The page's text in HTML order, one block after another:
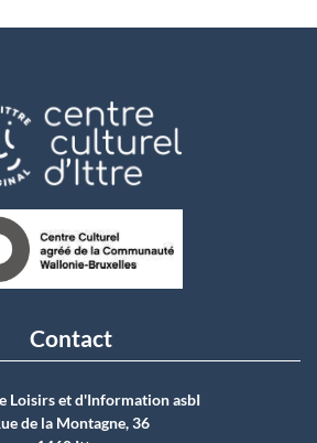
Contact
Loisirs et d'Information asbI
de la Montagne, 36